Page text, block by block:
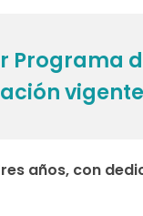
Programa
vigente
años, con